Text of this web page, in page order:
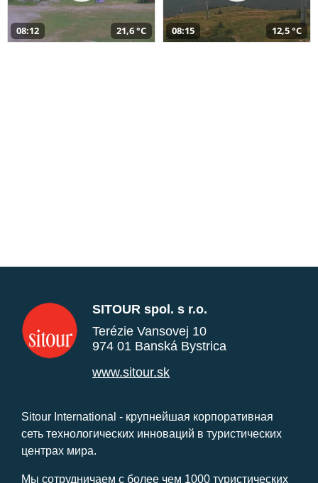
08:12 21,6 °C 08:15 12,5 °C
SITOUR spol. s r.o.
Terézie Vansovej 10
974 01 Banská Bystrica
www.sitour.sk
Sitour International - крупнейшая корпоративная
сеть технологических инноваций в туристических
центрах мира.
Мы сотрудничаем с более чем 1000 туристических